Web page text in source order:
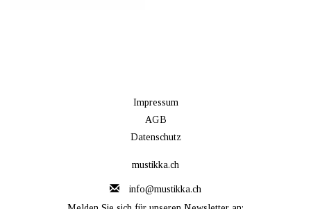
Impressum
AGB
Datenschutz
mustikka.ch
info@mustikka.ch